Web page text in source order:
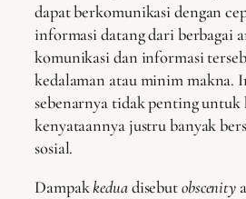
dapat berkomunikasi dengan
informasi datang dari berbagai
komunikasi dan informasi
kedalaman atau minim makna.
sebenarnya tidak penting
kenyataannya justru banyak
sosial.
Dampakkeduadisebutobscenity